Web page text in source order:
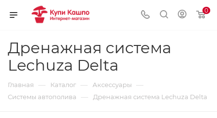
0
Дренажная система
Lechuza Delta
Главная — Каталог — Аксессуары —
Системы автополива — Дренажная система Lechuza Delta